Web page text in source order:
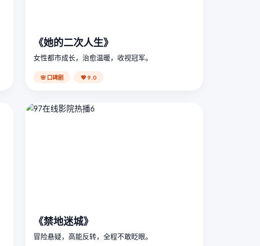
《她的二次人生》
女性都市成长，治愈温暖，收视冠军。
🌸 口碑剧 💖 9.0
《禁地迷城》
冒险悬疑，高能反转，全程不敢眨眼。